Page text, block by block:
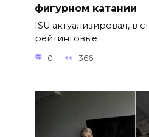
фигурном катании
ISU актуализировал, в
рейтинговые
0 366